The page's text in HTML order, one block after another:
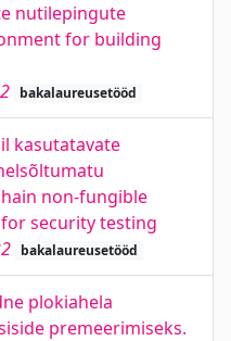
nutilepingute
for building
bakalaureusetööd
kasutatavate
non-fungible
security testing
bakalaureusetööd
plokiahela
premeerimiseks.